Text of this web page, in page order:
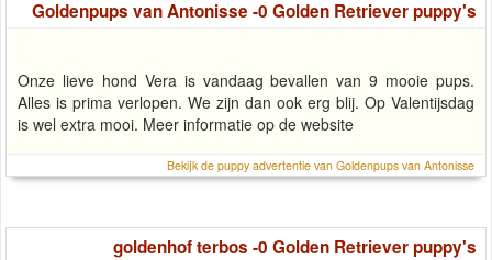
Goldenpups van Antonisse -0 Golden Retriever puppy's
Onze lieve hond Vera is vandaag bevallen van 9 mooie pups.
Alles is prima verlopen. We zijn dan ook erg blij. Op Valentijsdag
is wel extra mooi. Meer informatie op de website
Bekijk de puppy advertentie van Goldenpups van Antonisse
goldenhof terbos -0 Golden Retriever puppy's